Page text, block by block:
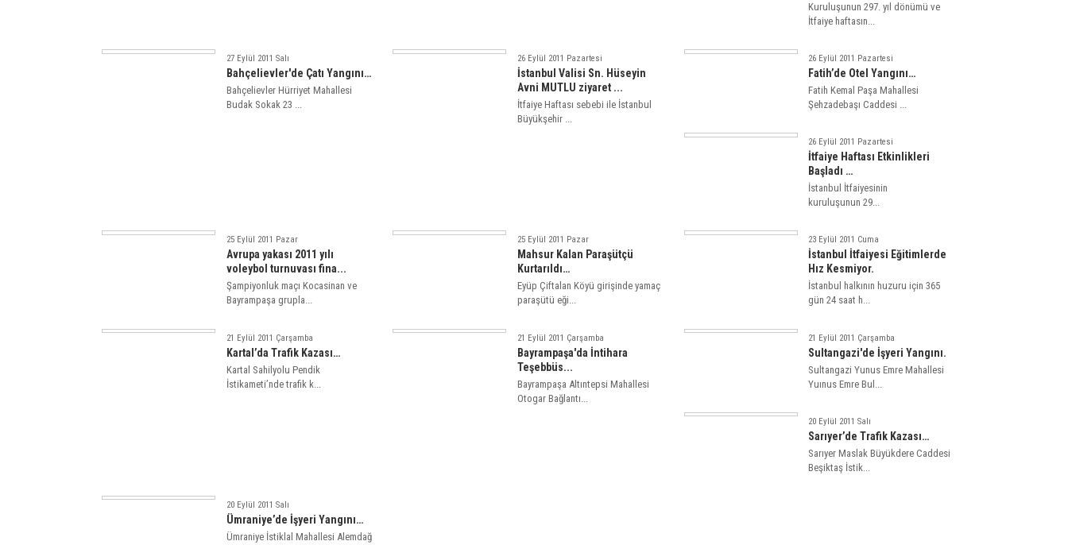
Kuruluşunun 297. yıl dönümü ve
İtfaiye haftasın...
27 Eylül 2011 Salı
Bahçelievler'de Çatı Yangını…
Bahçelievler Hürriyet Mahallesi
Budak Sokak 23 ...
26 Eylül 2011 Pazartesi
İstanbul Valisi Sn. Hüseyin
Avni MUTLU ziyaret ...
İtfaiye Haftası sebebi ile İstanbul
Büyükşehir ...
26 Eylül 2011 Pazartesi
Fatih’de Otel Yangını…
Fatih Kemal Paşa Mahallesi
Şehzadebaşı Caddesi ...
26 Eylül 2011 Pazartesi
İtfaiye Haftası Etkinlikleri
Başladı …
İstanbul İtfaiyesinin
kuruluşunun 29...
25 Eylül 2011 Pazar
Avrupa yakası 2011 yılı
voleybol turnuvası fina...
Şampiyonluk maçı Kocasinan ve
Bayrampaşa grupla...
25 Eylül 2011 Pazar
Mahsur Kalan Paraşütçü
Kurtarıldı…
Eyüp Çiftalan Köyü girişinde yamaç
paraşütü eği...
23 Eylül 2011 Cuma
İstanbul İtfaiyesi Eğitimlerde
Hız Kesmiyor.
İstanbul halkının huzuru için 365
gün 24 saat h...
21 Eylül 2011 Çarşamba
Kartal’da Trafik Kazası…
Kartal Sahilyolu Pendik
İstikameti’nde trafik k...
21 Eylül 2011 Çarşamba
Bayrampaşa'da İntihara
Teşebbüs...
Bayrampaşa Altıntepsi Mahallesi
Otogar Bağlantı...
21 Eylül 2011 Çarşamba
Sultangazi'de İşyeri Yangını.
Sultangazi Yunus Emre Mahallesi
Yuınus Emre Bul...
20 Eylül 2011 Salı
Sarıyer’de Trafik Kazası…
Sarıyer Maslak Büyükdere Caddesi
Beşiktaş İstik...
20 Eylül 2011 Salı
Ümraniye’de İşyeri Yangını…
Ümraniye İstiklal Mahallesi Alemdağ